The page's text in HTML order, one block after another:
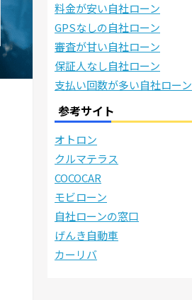
料金が安い自社ローン
GPSなしの自社ローン
審査が甘い自社ローン
保証人なし自社ローン
支払い回数が多い自社ローン
参考サイト
オトロン
クルマテラス
COCOCAR
モビローン
自社ローンの窓口
げんき自動車
カーリバ